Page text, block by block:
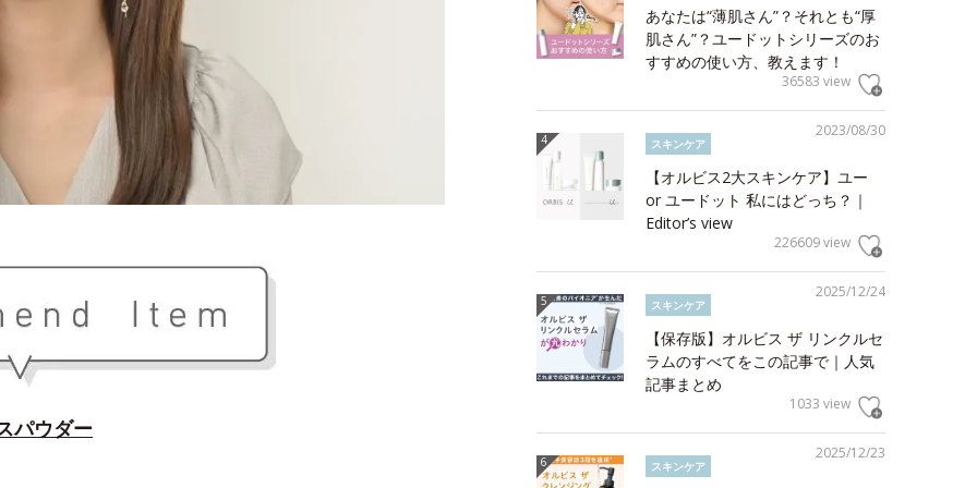
パウダー
あなたは“薄肌さん”？それとも“厚
肌さん”？ユードットシリーズのお
すすめの使い方、教えます！
36583 view
2023/08/30
スキンケア
【オルビス2大スキンケア】ユー
or ユードット 私にはどっち？｜
Editor’s view
226609 view
2025/12/24
スキンケア
【保存版】オルビス ザ リンクルセ
ラムのすべてをこの記事で｜人気
記事まとめ
1033 view
2025/12/23
スキンケア